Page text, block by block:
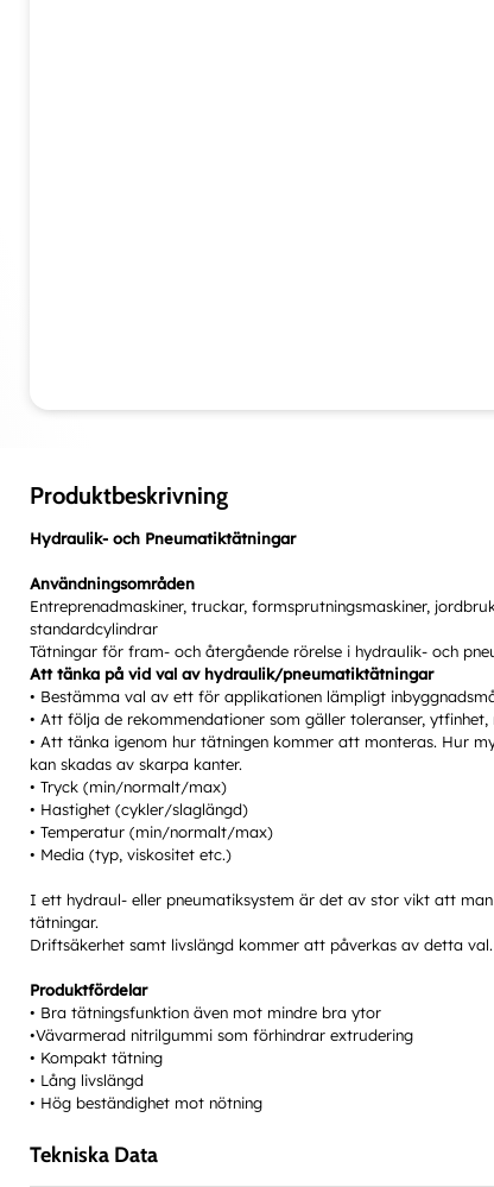
Produktbeskrivning
Hydraulik- och Pneumatiktätningar
Användningsområden
Entreprenadmaskiner, truckar, formsprutningsmaskiner,
standardcylindrar
Tätningar för fram- och återgående rörelse i hydraulik- och
Att tänka på vid val av hydraulik/pneumatiktätningar
• Bestämma val av ett för applikationen lämpligt
• Att följa de rekommendationer som gäller toleranser,
• Att tänka igenom hur tätningen kommer att monteras. Hur
kan skadas av skarpa kanter.
• Tryck (min/normalt/max)
• Hastighet (cykler/slaglängd)
• Temperatur (min/normalt/max)
• Media (typ, viskositet etc.)
I ett hydraul- eller pneumatiksystem är det av stor vikt att
tätningar.
Driftsäkerhet samt livslängd kommer att påverkas av detta val.
Produktfördelar
• Bra tätningsfunktion även mot mindre bra ytor
•Vävarmerad nitrilgummi som förhindrar extrudering
• Kompakt tätning
• Lång livslängd
• Hög beständighet mot nötning
Tekniska Data